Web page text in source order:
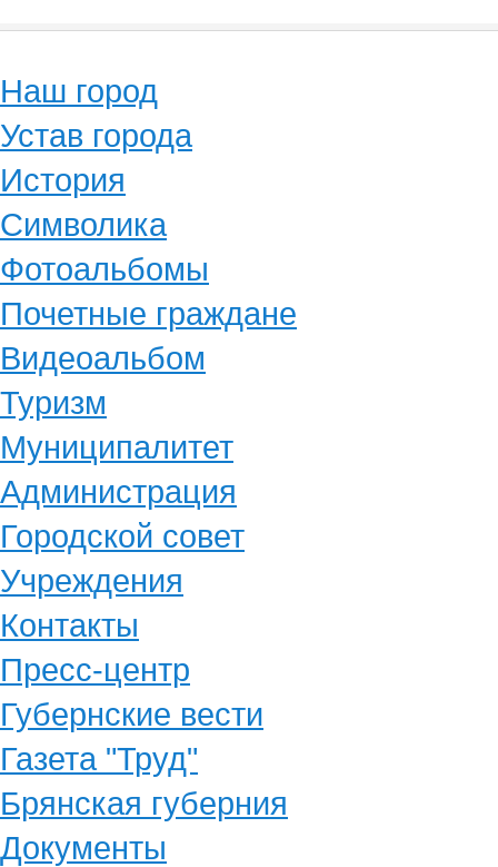
Наш город
Устав города
История
Символика
Фотоальбомы
Почетные граждане
Видеоальбом
Туризм
Муниципалитет
Администрация
Городской совет
Учреждения
Контакты
Пресс-центр
Губернские вести
Газета "Труд"
Брянская губерния
Документы